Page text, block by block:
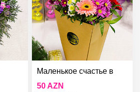
Маленькое счастье в
коробке
50 AZN